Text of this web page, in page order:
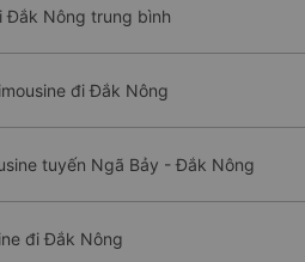
Đắk Nông trung bình
đi Đắk Nông
tuyến Ngã Bảy - Đắk Nông
đi Đắk Nông